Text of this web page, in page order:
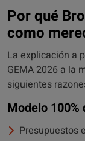
Por qué
como
La explicación a
GEMA 2026 a la
siguientes
Modelo
Presupuestos